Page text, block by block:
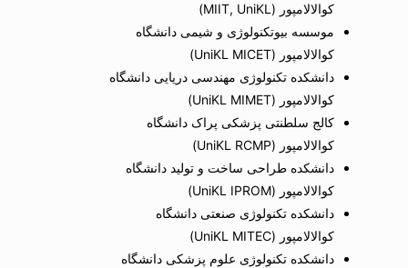
کوالالامپور (MIIT, UniKL)
موسسه بیوتکنولوژی و شیمی دانشگاه
کوالالامپور (UniKL MICET)
دانشکده تکنولوژی مهندسی دریایی دانشگاه
کوالالامپور (UniKL MIMET)
کالج سلطنتی پزشکی پراک دانشگاه
کوالالامپور (UniKL RCMP)
دانشکده طراحی ساخت و تولید دانشگاه
کوالالامپور (UniKL IPROM)
دانشکده تکنولوژی صنعتی دانشگاه
کوالالامپور (UniKL MITEC)
دانشکده تکنولوژی علوم پزشکی دانشگاه